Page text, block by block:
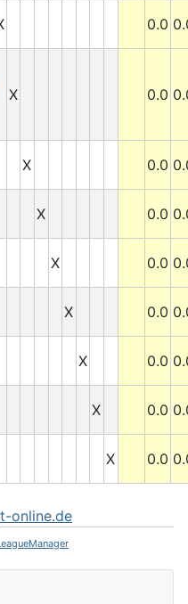
0.0
X 0.0
X 0.0
X 0.0
X 0.0
X 0.0
X 0.0
X 0.0
X 0.0
online.de